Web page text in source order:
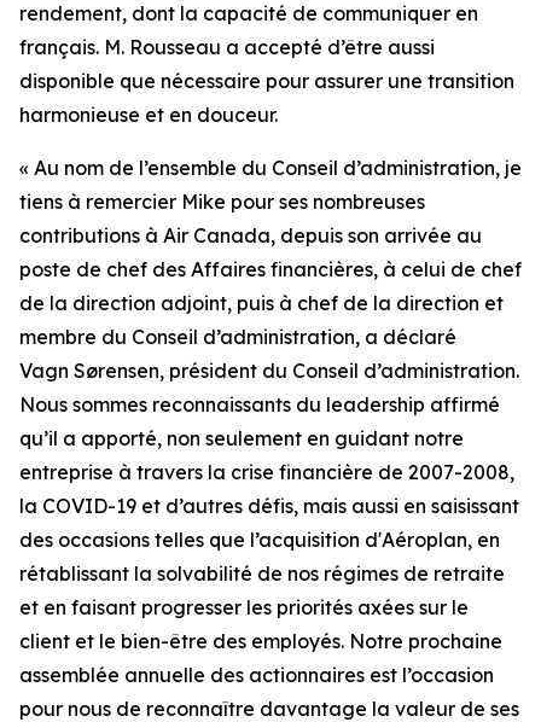
rendement, dont la capacité de communiquer en
français. M. Rousseau a accepté d’être aussi
disponible que nécessaire pour assurer une transition
harmonieuse et en douceur.
« Au nom de l’ensemble du Conseil d’administration, je
tiens à remercier Mike pour ses nombreuses
contributions à Air Canada, depuis son arrivée au
poste de chef des Affaires financières, à celui de chef
de la direction adjoint, puis à chef de la direction et
membre du Conseil d’administration, a déclaré
Vagn Sørensen, président du Conseil d’administration.
Nous sommes reconnaissants du leadership affirmé
qu’il a apporté, non seulement en guidant notre
entreprise à travers la crise financière de 2007-2008,
la COVID-19 et d’autres défis, mais aussi en saisissant
des occasions telles que l’acquisition d'Aéroplan, en
rétablissant la solvabilité de nos régimes de retraite
et en faisant progresser les priorités axées sur le
client et le bien-être des employés. Notre prochaine
assemblée annuelle des actionnaires est l’occasion
pour nous de reconnaître davantage la valeur de ses